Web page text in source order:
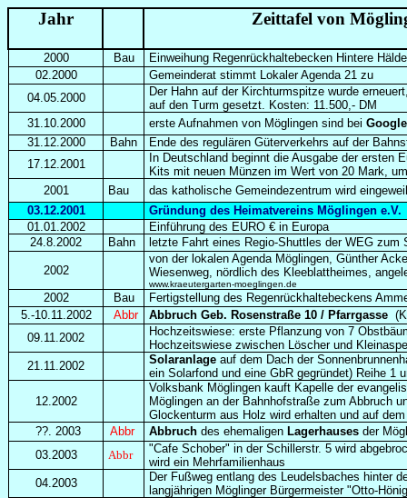
Jahr Zeittafel von
2000 Bau
Einweihung Regenrückhaltebecken Hintere
02.2000
Gemeinderat stimmt Lokaler Agenda 21 zu
04.05.2000
Der Hahn auf der Kirchturmspitze wurde
auf den Turm gesetzt. Kosten: 11.500,- DM
31.10.2000
erste Aufnahmen von Möglingen sind bei
31.12.2000
Bahn
Ende des regulären Güterverkehrs auf der
17.12.2001
In Deutschland beginnt die Ausgabe der ersten
Kits mit neuen Münzen im Wert von 20 Mark,
2001
Bau
das katholische Gemeindezentrum wird
03.12.2001
Gründung des Heimatvereins Möglingen e.V.
01.01.2002
Einführung des EURO € in Europa
24.8.2002
Bahn letzte Fahrt eines Regio-Shuttles der WEG
2002
von der lokalen Agenda Möglingen, Günther
Wiesenweg, nördlich des Kleeblattheimes,
www.kraeutergarten-moeglingen.de
2002 Bau
Fertigstellung des Regenrückhaltebeckens
5.-10.11.2002
Abbr Abbruch Geb. Rosenstraße 10 / Pfarrgasse
09.11.2002
Hochzeitswiese: erste Pflanzung von 7
Hochzeitswiese zwischen Löscher und
21.11.2002
Solaranlageauf dem Dach der
ein Solarfond und eine GbR gegründet)Reihe 1
12.2002
Volksbank Möglingen kauft Kapelle der
Möglingen an der Bahnhofstraße zum Abbruch
Glockenturm aus Holz wird erhalten und auf
??. 2003
Abbr Abbruchdes ehemaligen Lagerhausesder
03.2003
Abbr
"Cafe Schober" in der Schillerstr. 5 wird
wird ein Mehrfamilienhaus
04.2003
Der Fußweg entlang des Leudelsbaches hinter
langjährigen Möglinger Bürgermeister "Otto-